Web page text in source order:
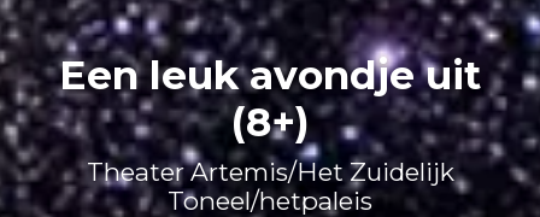
Een leuk avondje uit
(8+)
Theater Artemis/Het Zuidelijk
Toneel/hetpaleis